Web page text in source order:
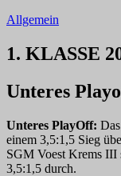
Allgemein
1. KLASSE
Unteres
Unteres PlayOff:
einem 3,5:1,5 Sieg
SGM Voest Krems III
3,5:1,5 durch.